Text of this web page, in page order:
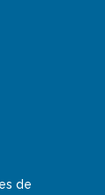
de